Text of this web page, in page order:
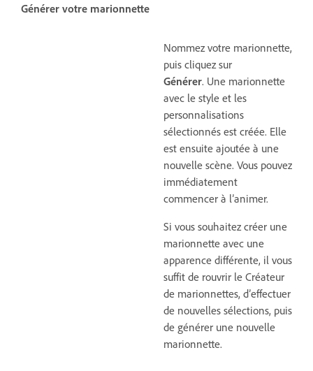
Générer votre marionnette
Nommez votre marionnette,
puis cliquez sur
Générer. Une marionnette
avec le style et les
personnalisations
sélectionnés est créée. Elle
est ensuite ajoutée à une
nouvelle scène. Vous pouvez
immédiatement
commencer à l’animer.
Si vous souhaitez créer une
marionnette avec une
apparence différente, il vous
suffit de rouvrir le Créateur
de marionnettes, d’effectuer
de nouvelles sélections, puis
de générer une nouvelle
marionnette.